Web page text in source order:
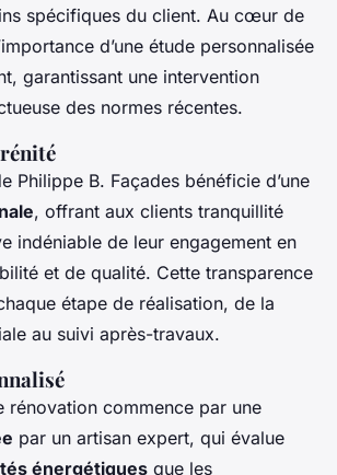
spécifiques du client. Au cœur de
d’une étude personnalisée
garantissant une intervention
des normes récentes.
Philippe B. Façades bénéficie d’une
, offrant aux clients tranquillité
indéniable de leur engagement en
et de qualité. Cette transparence
étape de réalisation, de la
au suivi après-travaux.
rénovation commence par une
par un artisan expert, qui évalue
énergétiques que les